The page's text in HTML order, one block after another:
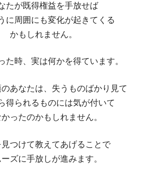
たが既得権益を手放せば
に周囲にも変化が起きてくる
かもしれません。
た時、実は何かを得ています。
あなたは、失うものばかり見て
得られるものには気が付いて
ったのかもしれません。
つけて教えてあげることで
ーズに手放しが進みます。